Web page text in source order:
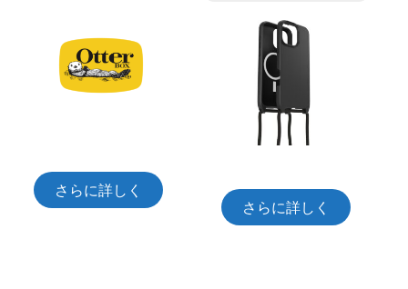
さらに詳しく
さらに詳しく